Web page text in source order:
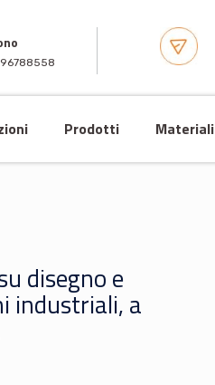
Prodotti Materiali
disegno e
industriali, a